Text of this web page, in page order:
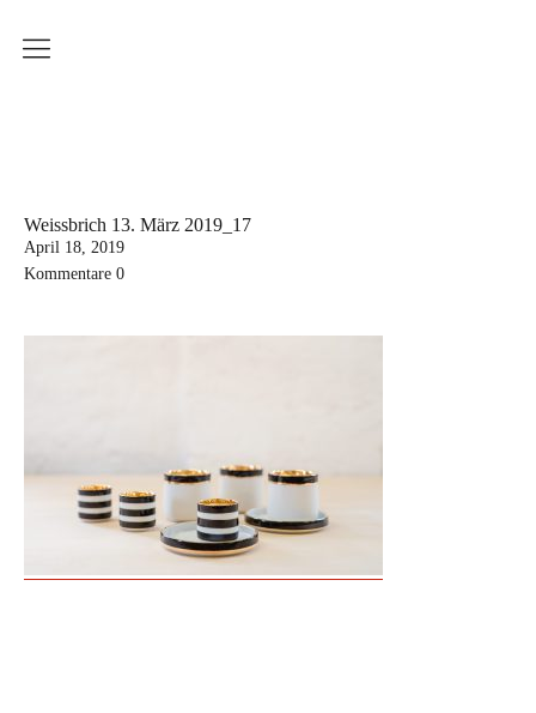
Serie Sinnliche Berührung
Aktuelle Kurstermine
Erwachsenenkurs
Workshop für den besonderen Anlass
Weissbrich 13. März 2019_17
April 18, 2019
Kommentare 0